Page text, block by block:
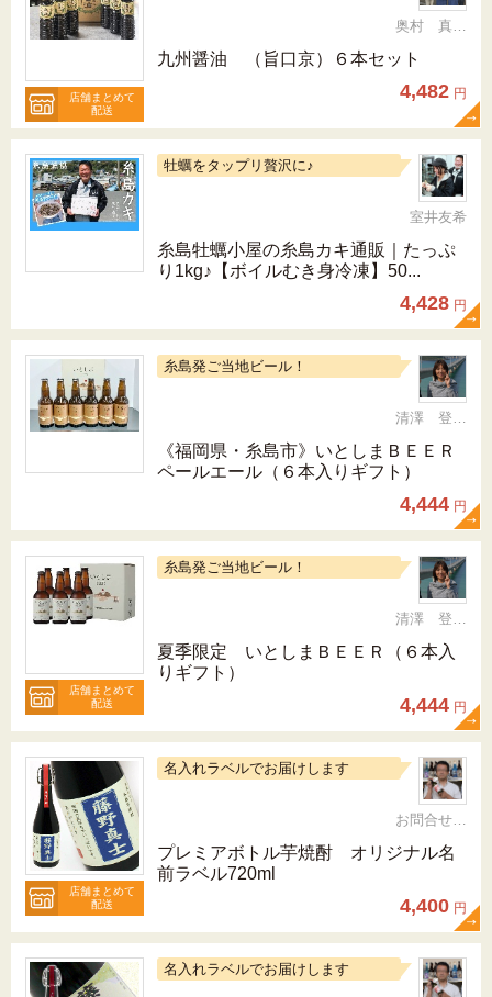
店舗まとめて
配送
奥村 真（ちか）
九州醤油 （旨口京）６本セット
4,482 円
牡蠣をタップリ贅沢に♪
室井友希
糸島牡蠣小屋の糸島カキ通販｜たっぷ
り1kg♪【ボイルむき身冷凍】50...
4,428 円
糸島発ご当地ビール！
清澤 登希子
《福岡県・糸島市》いとしまＢＥＥＲ
ペールエール（６本入りギフト）
4,444 円
店舗まとめて
配送
糸島発ご当地ビール！
清澤 登希子
夏季限定 いとしまＢＥＥＲ（６本入
りギフト）
4,444 円
店舗まとめて
配送
名入れラベルでお届けします
お問合せ 092-321-1597
プレミアボトル芋焼酎 オリジナル名
前ラベル720ml
4,400 円
名入れラベルでお届けします